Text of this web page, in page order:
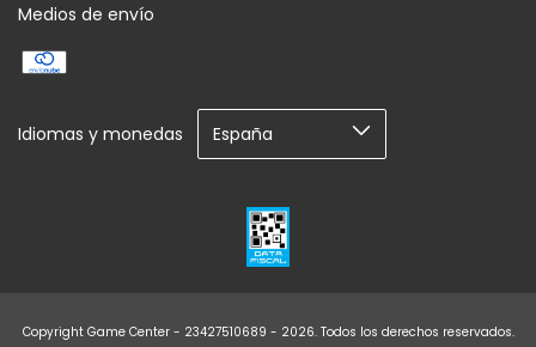
Medios de envío
Idiomas y monedas
Copyright Game Center - 23427510689 - 2026. Todos los derechos reservados.